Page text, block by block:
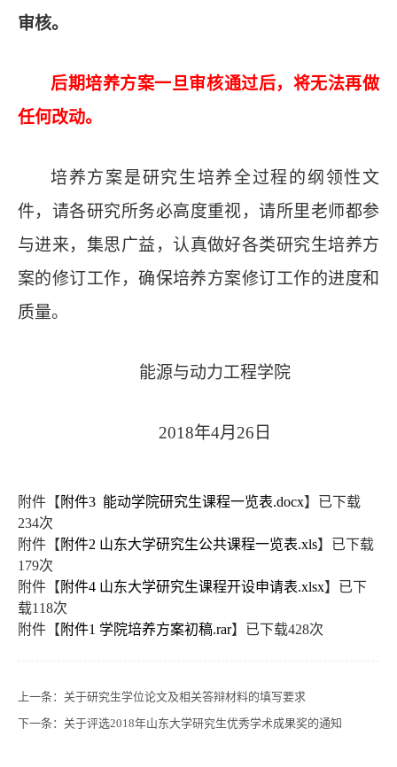
审核。
后期培养方案一旦审核通过后，将无法再做
任何改动。
培养方案是研究生培养全过程的纲领性文
件， 请各研究所务必高度重视，请所里老师都参
与进来，集思广益 ，认真做好各类研究生培养方
案的修订工作，确保培养方案修订工作的进度和
质量。
能源与动力工程学院
2018年4月 26 日
附件【 附件3 能动学院研究生课程一览表.docx】已下载
234次
附件【 附件2 山东大学研究生公共课程一览表.xls】已下载
179次
附件【 附件4 山东大学研究生课程开设申请表.xlsx】已下
载118次
附件【 附件1 学院培养方案初稿.rar】已下载428次
上一条： 关于研究生学位论文及相关答辩材料的填写要求
下一条： 关于评选2018年山东大学研究生优秀学术成果奖的通知